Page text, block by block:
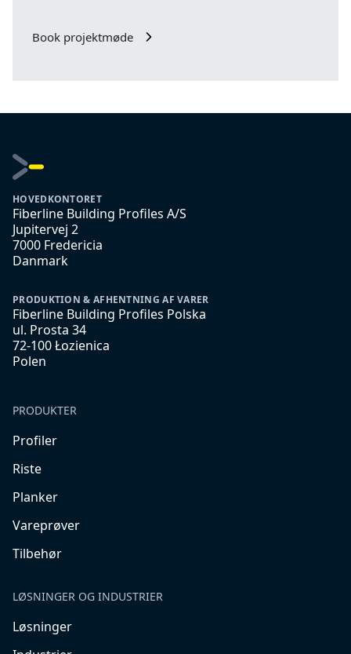
Book projektmøde
HOVEDKONTORET
Fiberline Building Profiles A/S
Jupitervej 2
7000 Fredericia
Danmark
PRODUKTION & AFHENTNING AF VARER
Fiberline Building Profiles Polska
ul. Prosta 34
72-100 Łozienica
Polen
PRODUKTER
Profiler
Riste
Planker
Vareprøver
Tilbehør
LØSNINGER OG INDUSTRIER
Løsninger